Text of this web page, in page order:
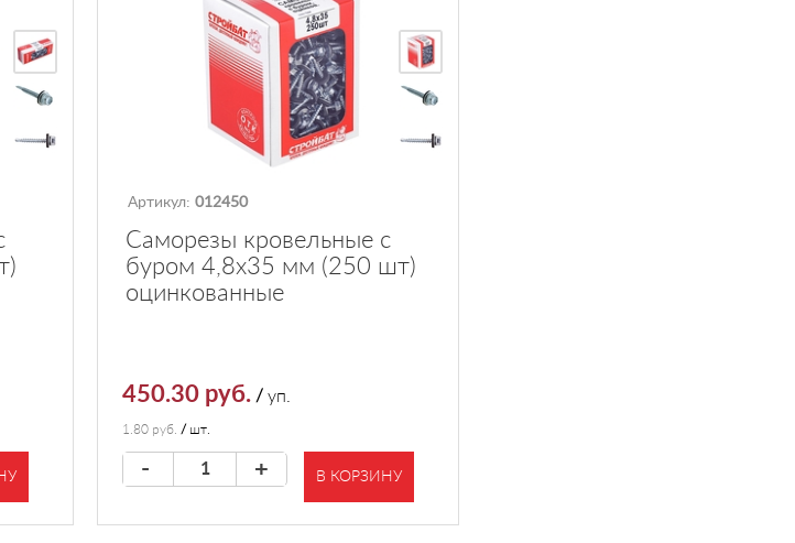
Артикул:012450
Саморезы кровельные с
буром 4,8х35 мм (250 шт)
оцинкованные
450.30 руб. /уп.
1.80 руб. / шт.
- + В КОРЗИНУ